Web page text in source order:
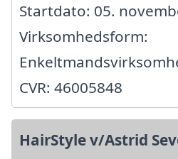
Startdato: 05.
Virksomhedsform:
CVR: 46005848
HairStyle v/Astrid